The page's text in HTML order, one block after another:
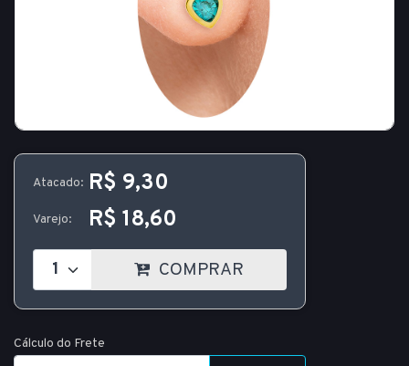
Atacado: R$ 9,30
Varejo: R$ 18,60
COMPRAR
Cálculo do Frete